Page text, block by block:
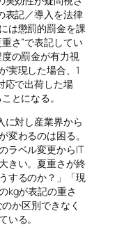
表記／導入を法律
は懲罰的罰金を課
さ”で表記してい
の罰金が有力視
実現した場合、1
応で出荷した場
とになる。
に対し産業界から
変わるのは困る。
ラベル変更からIT
きい。夏重さが終
するのか？」「現
kgが表記の重さ
か区別できなく
いる。